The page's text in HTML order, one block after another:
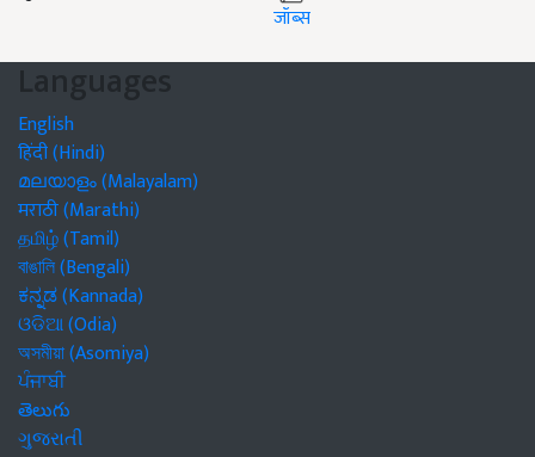
जॉब्स
Languages
English
हिंदी (Hindi)
മലയാളം (Malayalam)
मराठी (Marathi)
தமிழ் (Tamil)
বাঙালি (Bengali)
ಕನ್ನಡ (Kannada)
ଓଡିଆ (Odia)
অসমীয়া (Asomiya)
ਪੰਜਾਬੀ
తెలుగు
ગુજરાતી